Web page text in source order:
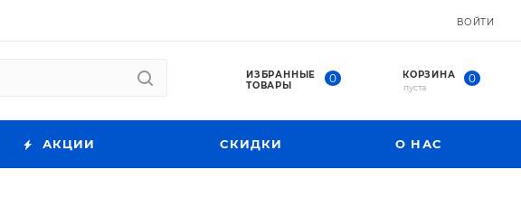
ВОЙТИ
ИЗБРАННЫЕ
ТОВАРЫ
0 КОРЗИНА 0
пуста
АКЦИИ СКИДКИ О НАС